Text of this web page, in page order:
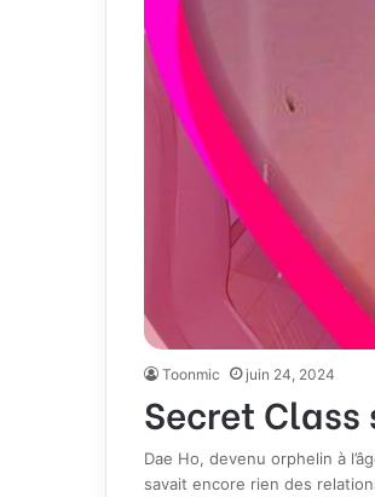
Toonmic juin 24, 2024
Secret
Dae Ho, devenu orphelin à
savait encore rien des